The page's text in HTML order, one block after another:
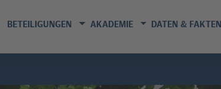
BETEILIGUNGEN AKADEMIE DATEN & FAKTEN